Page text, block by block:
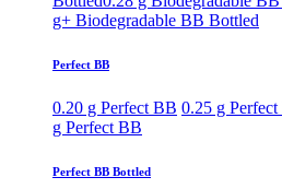
g+ Biodegradable BB Bottled
Perfect BB
0.20 g Perfect BB 0.25 g
g Perfect BB
Perfect BB Bottled